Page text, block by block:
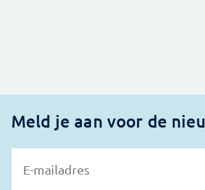
Meld je aan voor de